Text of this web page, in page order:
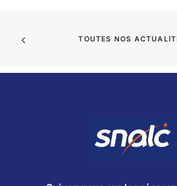
TOUTES NOS